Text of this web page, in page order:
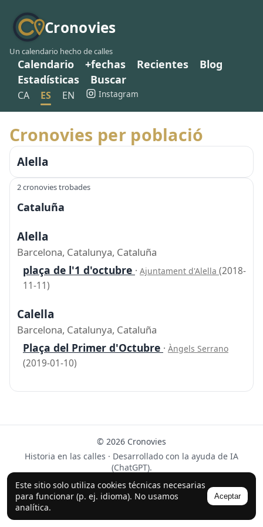
Cronovies
Un calendario hecho de calles
Calendario +fechas Recientes
Blog
Estadísticas
Buscar
CA ES EN Instagram
Este sitio solo utiliza cookies técnicas necesarias
para funcionar (p. ej. idioma). No usamos
analítica.
Aceptar
Cronovies per població
Alella
2 cronovies trobades
Cataluña
Alella
Barcelona, Catalunya, Cataluña
plaça de l'1 d'octubre · Ajuntament d'Alella (2018-
11-11)
Calella
Barcelona, Catalunya, Cataluña
Plaça del Primer d'Octubre · Àngels Serrano
(2019-01-10)
© 2026 Cronovies
Historia en las calles · Desarrollado con la ayuda de IA
(ChatGPT).
Síguenos en Instagram